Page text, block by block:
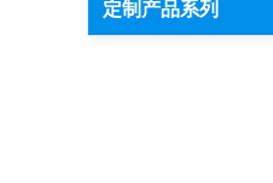
定制产品系列